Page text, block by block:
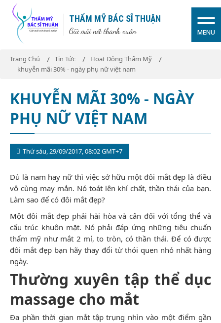
THẨM MỸ BÁC SĨ THUẬN
Giữ mãi nét thanh xuân MENU
Trang Chủ Tin Tức
Hoạt Động Thẩm Mỹ
khuyễn mãi 30% - ngày phụ nữ việt nam
KHUYỄN MÃI 30% - NGÀY
PHỤ NỮ VIỆT NAM
Thứ sáu, 29/09/2017, 08:02 GMT+7
Dù là nam hay nữ thì việc sở hữu một đôi mắt đẹp là điều
vô cùng may mắn. Nó toát lên khí chất, thần thái của bạn.
Làm sao để có đôi mắt đẹp?
Một đôi mắt đẹp phải hài hòa và cân đối với tổng thể và
cấu trúc khuôn mặt. Nó phải đáp ứng những tiêu chuẩn
thẩm mỹ như mắt 2 mí, to tròn, có thần thái. Để có được
đôi mắt đẹp bạn hãy thay đổi từ thói quen nhỏ nhất hàng
ngày.
Thường xuyên tập thể dục
massage cho mắt
Đa phần thời gian mắt tập trụng nhìn vào một điểm gần